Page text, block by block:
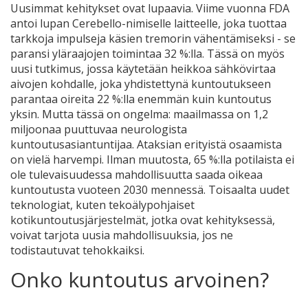
Uusimmat kehitykset ovat lupaavia. Viime vuonna FDA
antoi lupan Cerebello-nimiselle laitteelle, joka tuottaa
tarkkoja impulseja käsien tremorin vähentämiseksi - se
paransi yläraajojen toimintaa 32 %:lla. Tässä on myös
uusi tutkimus, jossa käytetään heikkoa sähkövirtaa
aivojen kohdalle, joka yhdistettynä kuntoutukseen
parantaa oireita 22 %:lla enemmän kuin kuntoutus
yksin. Mutta tässä on ongelma: maailmassa on 1,2
miljoonaa puuttuvaa neurologista
kuntoutusasiantuntijaa. Ataksian erityistä osaamista
on vielä harvempi. Ilman muutosta, 65 %:lla potilaista ei
ole tulevaisuudessa mahdollisuutta saada oikeaa
kuntoutusta vuoteen 2030 mennessä. Toisaalta uudet
teknologiat, kuten tekoälypohjaiset
kotikuntoutusjärjestelmät, jotka ovat kehityksessä,
voivat tarjota uusia mahdollisuuksia, jos ne
todistautuvat tehokkaiksi.
Onko kuntoutus arvoinen?